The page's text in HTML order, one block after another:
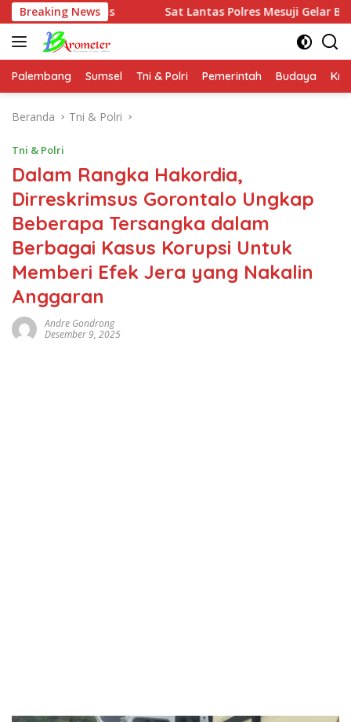
Langsung
ke
konten
Breaking NewsSat Lantas Polres Mesuji Gelar Bhakti Sosial
Palembang Sumsel Tni & Polri Pemerintah Budaya
Beranda Tni & Polri
Tni & Polri
Dalam Rangka Hakordia,
Dirreskrimsus Gorontalo Ungkap
Beberapa Tersangka dalam
Berbagai Kasus Korupsi Untuk
Memberi Efek Jera yang Nakalin
Anggaran
Andre Gondrong
Desember 9, 2025